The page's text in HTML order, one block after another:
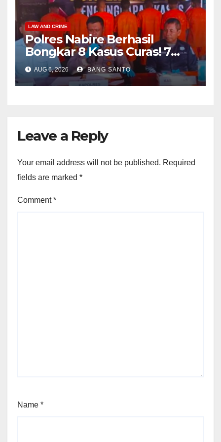
LAW AND CRIME
Polres Nabire Berhasil
Bongkar 8 Kasus Curas! 7
Pelaku Ditangkap, 62 Motor
Kembali Diamankan
AUG 6, 2026 BANG SANTO
Leave a Reply
Your email address will not be published. Required
fields are marked *
Comment*
Name *